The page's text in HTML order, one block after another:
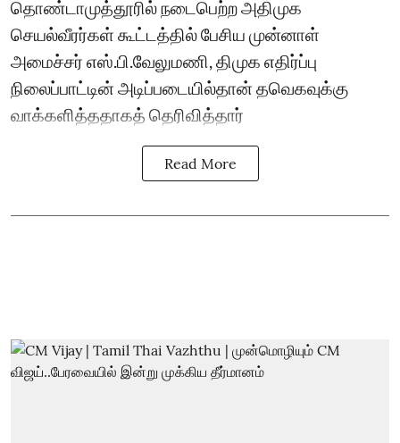
தொண்டாமுத்தூரில் நடைபெற்ற அதிமுக
செயல்வீரர்கள் கூட்டத்தில் பேசிய முன்னாள்
அமைச்சர் எஸ்.பி.வேலுமணி, திமுக எதிர்ப்பு
நிலைப்பாட்டின் அடிப்படையில்தான் தவெகவுக்கு
வாக்களித்ததாகத் தெரிவித்தார்
Read More